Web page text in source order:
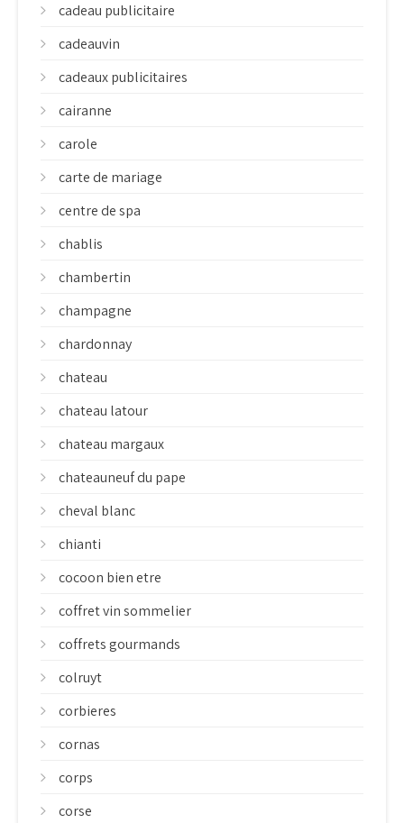
cadeau publicitaire
cadeauvin
cadeaux publicitaires
cairanne
carole
carte de mariage
centre de spa
chablis
chambertin
champagne
chardonnay
chateau
chateau latour
chateau margaux
chateauneuf du pape
cheval blanc
chianti
cocoon bien etre
coffret vin sommelier
coffrets gourmands
colruyt
corbieres
cornas
corps
corse